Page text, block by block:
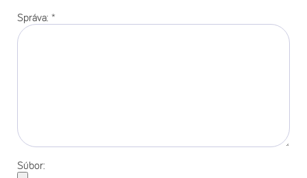
Správa: *
Súbor: